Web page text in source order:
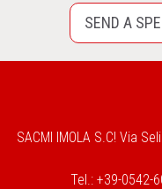
SEND A
SACMI IMOLA S.C! Via
Tel.: +39-0542-